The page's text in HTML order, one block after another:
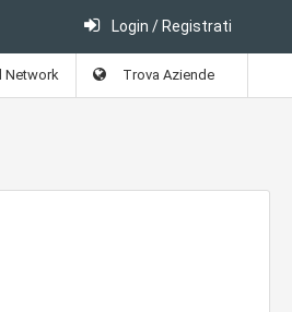
Login / Registrati
Network Trova Aziende